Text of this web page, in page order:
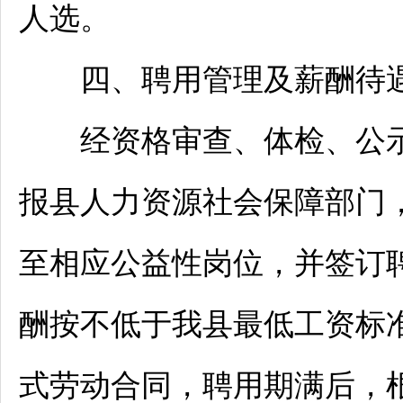
人选。
四、聘用管理及薪酬待
经资格审查、体检、公
报县人力资源社会保障部门
至相应公益性岗位，并签订
酬按不低于我县最低工资标
式劳动合同，聘用期满后，